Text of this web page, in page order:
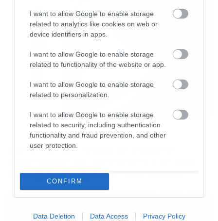
I want to allow Google to enable storage
related to analytics like cookies on web or
device identifiers in apps.
I want to allow Google to enable storage
related to functionality of the website or app.
I want to allow Google to enable storage
related to personalization.
I want to allow Google to enable storage
related to security, including authentication
functionality and fraud prevention, and other
user protection.
CONFIRM
Data Deletion Data Access Privacy Policy
Η τελική πινελιά είναι η κατανόηση του πεδίου:
παίκτες για αναψυχή, ενώ το πρωί συναντάμε
συχνότερα πειθαρχημένους ερασιτέχνες. Για
ευκολία και αξιοπιστία, μπορείτε να επιλέξετε
μια πλατφόρμα, όπως
όπου προσφέρονται οι βέλτιστες συνθήκες για
παιχνίδι. Η αρχική βάση χτίζεται πάνω σε μια
σαφή εικόνα των μορφών, την προσοχή στη
της διεπαφής και τον προγραμματισμό των
συνεδριών, όπου κάθε στοιχείο λειτουργεί για
Movies
The X-Files: I Want to Believe –
υπόσχεται περισσότερο τρόμο